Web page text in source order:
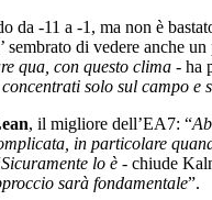
da -11 a -1, ma non è
sembrato di vedere anche un
qua, con questo clima - ha
solo sul campo e
, il migliore dell’EA7: “
in particolare
Sicuramente lo è - chiude
sarà fondamentale”.